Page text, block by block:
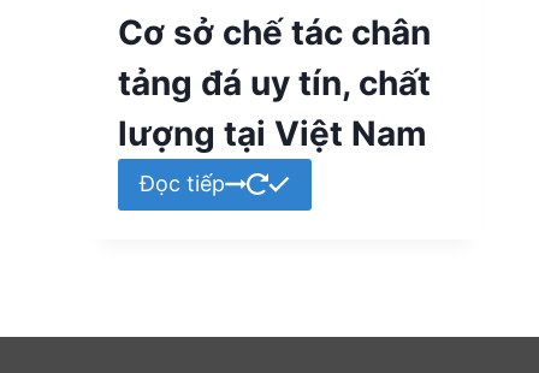
Cơ sở chế tác chân
tảng đá uy tín, chất
lượng tại Việt Nam
Đọc tiếp